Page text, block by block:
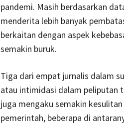
pandemi. Masih berdasarkan
menderita lebih banyak
berkaitan dengan aspek
semakin buruk.
Tiga dari empat jurnalis dalam
atau intimidasi dalam peliputan
juga mengaku semakin
pemerintah, beberapa di